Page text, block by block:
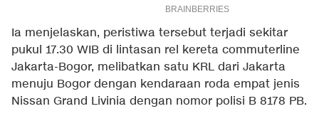
Ia menjelaskan, peristiwa tersebut terjadi sekitar
pukul 17.30 WIB di lintasan rel kereta commuterline
Jakarta-Bogor, melibatkan satu KRL dari Jakarta
menuju Bogor dengan kendaraan roda empat jenis
Nissan Grand Livinia dengan nomor polisi B 8178 PB.